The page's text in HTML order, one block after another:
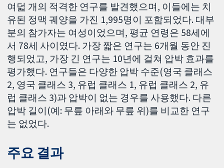
여덟 개의 적격한 연구를 발견했으며, 이들에는 치
유된 정맥 궤양을 가진 1,995명이 포함되었다. 대부
분의 참가자는 여성이었으며, 평균 연령은 58세에
서 78세 사이였다. 가장 짧은 연구는 6개월 동안 진
행되었고, 가장 긴 연구는 10년에 걸쳐 압박 효과를
평가했다. 연구들은 다양한 압박 수준(영국 클래스
2, 영국 클래스 3, 유럽 클래스 1, 유럽 클래스 2, 유
럽 클래스 3)과 압박이 없는 경우를 사용했다. 다른
압박 길이(예: 무릎 아래와 무릎 위)를 비교한 연구
는 없었다.
주요 결과